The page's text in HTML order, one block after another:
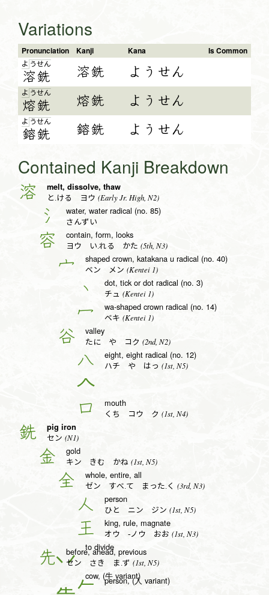
Variations
Pronunciation Kanji Kana Is Common
よ う
溶
せん
銑 溶銑 ようせん
よ う
熔
せん
銑 熔銑 ようせん
よ う
鎔
せん
銑 鎔銑 ようせん
Contained Kanji Breakdown
溶 melt, dissolve, thaw
と.ける ヨウ (Early Jr. High, N2)
氵 water, water radical (no. 85)
さんずい
容 contain, form, looks
ヨウ い.れる かた (5th, N3)
宀 shaped crown, katakana u radical (no. 40)
ベン メン (Kentei 1)
丶 dot, tick or dot radical (no. 3)
チュ (Kentei 1)
冖 wa-shaped crown radical (no. 14)
ベキ (Kentei 1)
谷 valley
たに や コク (2nd, N2)
八 eight, eight radical (no. 12)
ハチ や はっ (1st, N5)
𠆢
口
mouth
くち コウ ク (1st, N4)
銑 pig iron
セン (N1)
金 gold
キン きむ かね (1st, N5)
全 whole, entire, all
ゼン すべ.て まった.く (3rd, N3)
人 person
ひと ニン ジン (1st, N5)
王 king, rule, magnate
オウ -ノウ おお (1st, N3)
to divide
先 before, ahead, previous
セン さき ま.ず (1st, N5)
cow, (牛 variant)
𠂉 person, (人 variant)